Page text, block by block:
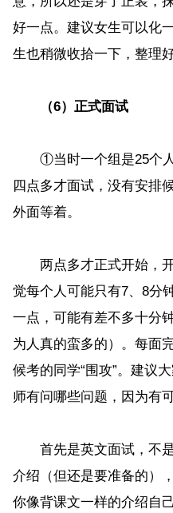
好一点。建议女生可以化
生也稍微收拾一下，整理好
（6）正式面试
①当时一个组是25个人
四点多才面试，没有安排
外面等着。
两点多才正式开始，开
觉每个人可能只有7、8分
一点，可能有差不多十分
为人真的蛮多的）。每面
候考的同学“围攻”。建议
师有问哪些问题，因为有
首先是英文面试，不是
介绍（但还是要准备的）
你像背课文一样的介绍自